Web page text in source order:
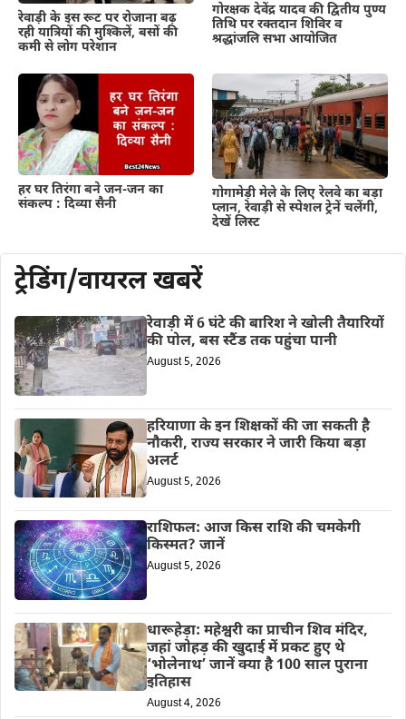
रेवाड़ी के इस रूट पर रोजाना बढ़
रही यात्रियों की मुश्किलें, बसों की
कमी से लोग परेशान
गोरक्षक देवेंद्र यादव की द्वितीय पुण्य
तिथि पर रक्तदान शिविर व
श्रद्धांजलि सभा आयोजित
हर घर तिरंगा बने जन-जन का
संकल्प : दिव्या सैनी
गोगामेड़ी मेले के लिए रेलवे का बड़ा
प्लान, रेवाड़ी से स्पेशल ट्रेनें चलेंगी,
देखें लिस्ट
ट्रेडिंग/वायरल खबरें
रेवाड़ी में 6 घंटे की बारिश ने खोली तैयारियों
की पोल, बस स्टैंड तक पहुंचा पानी
August 5, 2026
हरियाणा के इन शिक्षकों की जा सकती है
नौकरी, राज्य सरकार ने जारी किया बड़ा
अलर्ट
August 5, 2026
राशिफल: आज किस राशि की चमकेगी
किस्मत? जानें
August 5, 2026
धारूहेड़ा: महेश्वरी का प्राचीन शिव मंदिर,
जहां जोहड़ की खुदाई में प्रकट हुए थे
‘भोलेनाथ’ जानें क्या है 100 साल पुराना
इतिहास
August 4, 2026